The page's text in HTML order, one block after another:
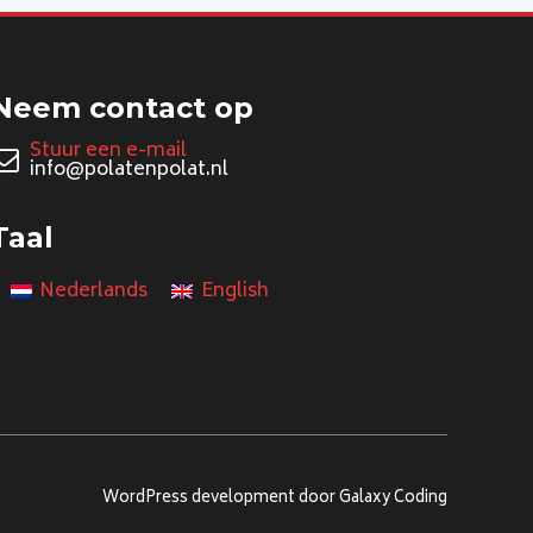
contact op
Stuur een e-mail
info@polatenpolat.nl
Nederlands English
WordPress development door Galaxy Coding